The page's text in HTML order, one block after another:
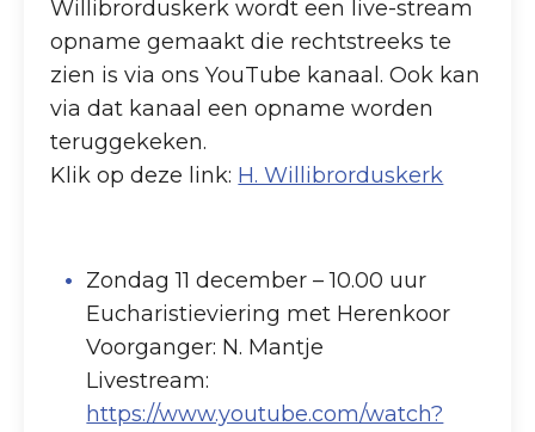
Willibrorduskerk wordt een live-stream
opname gemaakt die rechtstreeks te
zien is via ons YouTube kanaal. Ook kan
via dat kanaal een opname worden
teruggekeken.
Klik op deze link: H. Willibrorduskerk
Zondag 11 december – 10.00 uur
Eucharistieviering met Herenkoor
Voorganger: N. Mantje
Livestream:
https://www.youtube.com/watch?